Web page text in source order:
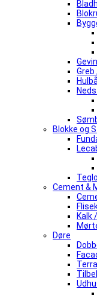
Greb
Blokke og
Cement &
Kalk
Døre